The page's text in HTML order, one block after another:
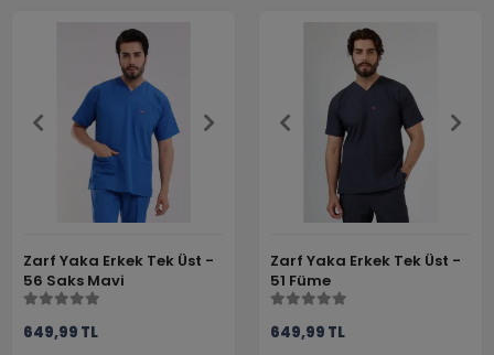
Zarf Yaka Erkek Tek Üst -
56 Saks Mavi
649,99 TL
Zarf Yaka Erkek Tek Üst -
51 Füme
649,99 TL